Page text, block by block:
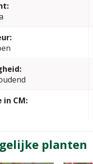
in CM:
planten